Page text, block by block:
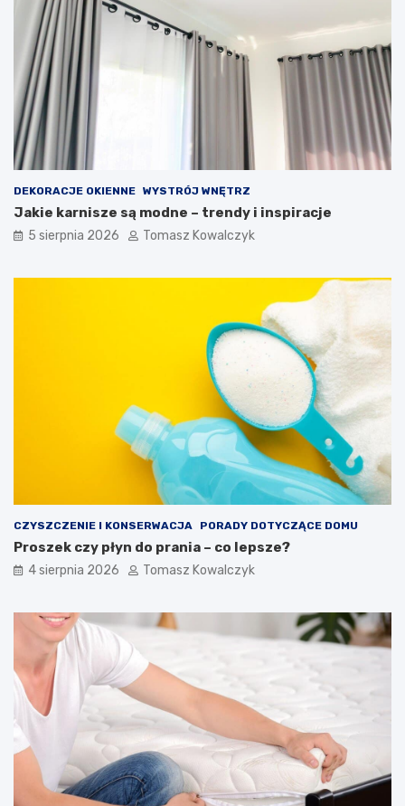
DEKORACJE OKIENNE WYSTRÓJ WNĘTRZ
Jakie karnisze są modne – trendy i inspiracje
5 sierpnia 2026 Tomasz Kowalczyk
CZYSZCZENIE I KONSERWACJA PORADY DOTYCZĄCE DOMU
Proszek czy płyn do prania – co lepsze?
4 sierpnia 2026 Tomasz Kowalczyk